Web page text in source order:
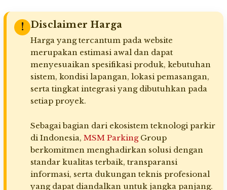
! Disclaimer Harga
Harga yang tercantum pada website
merupakan estimasi awal dan dapat
menyesuaikan spesifikasi produk, kebutuhan
sistem, kondisi lapangan, lokasi pemasangan,
serta tingkat integrasi yang dibutuhkan pada
setiap proyek.
Sebagai bagian dari ekosistem teknologi parkir
di Indonesia, MSM ParkingGroup
berkomitmen menghadirkan solusi dengan
standar kualitas terbaik, transparansi
informasi, serta dukungan teknis profesional
yang dapat diandalkan untuk jangka panjang.